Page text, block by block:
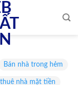
Bán nhà trong hẻm
nhà mặt tiền